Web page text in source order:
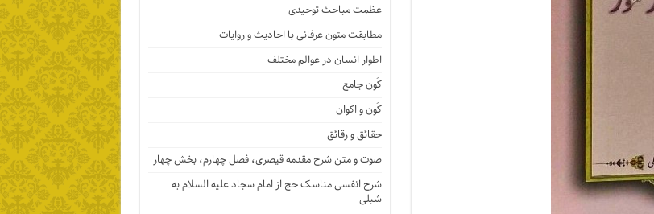
عظمت مباحث توحیدی
مطابقت متون عرفانی با احادیث و روایات
اطوار انسان در عوالم مختلف
کَون جامع
کَون و اکوان
حقائق و رقائق
صوت و متن شرح مقدمه قیصری، فصل چهارم، بخش چهار
شرح انفسی مناسک حج از امام سجاد علیه السلام به
شبلی